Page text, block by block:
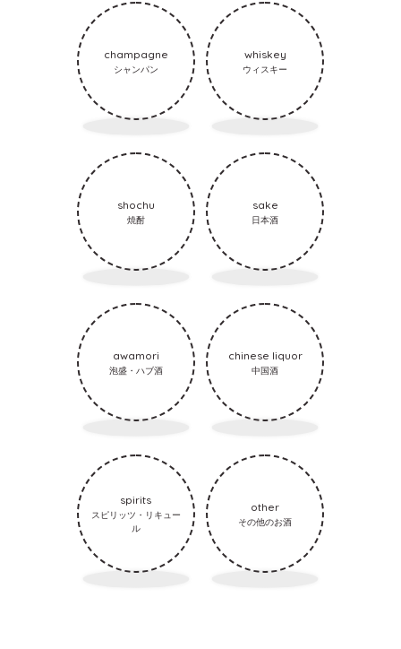
champagne
シャンパン
whiskey
ウィスキー
shochu
焼酎
sake
日本酒
awamori
泡盛・ハブ酒
chinese liquor
中国酒
spirits
スピリッツ・リキュー
ル
other
その他のお酒